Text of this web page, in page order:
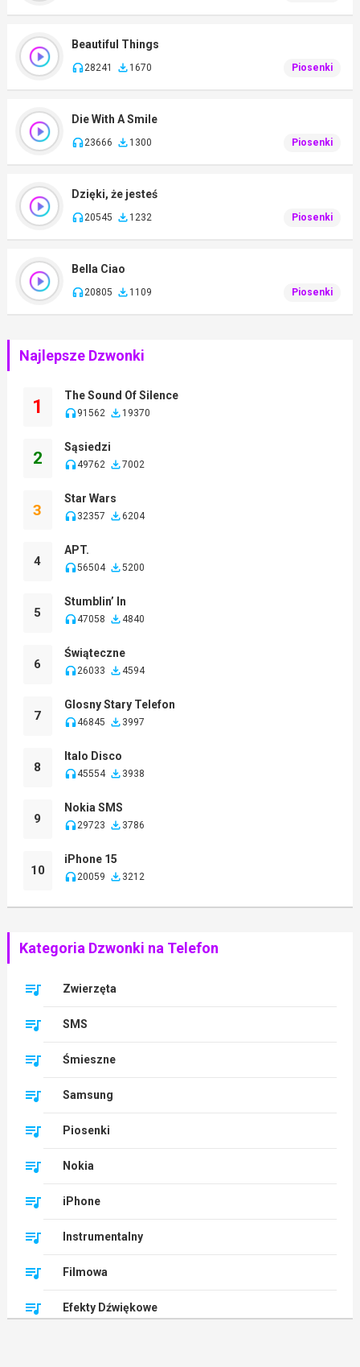
Beautiful Things
28241 1670 Piosenki
Die With A Smile
23666 1300 Piosenki
Dzięki, że jesteś
20545 1232 Piosenki
Bella Ciao
20805 1109 Piosenki
Najlepsze Dzwonki
1
The Sound Of Silence
91562 19370
2
Sąsiedzi
49762 7002
3
Star Wars
32357 6204
4
APT.
56504 5200
5
Stumblin’ In
47058 4840
6
Świąteczne
26033 4594
7
Glosny Stary Telefon
46845 3997
8
Italo Disco
45554 3938
9
Nokia SMS
29723 3786
10
iPhone 15
20059 3212
Kategoria Dzwonki na Telefon
Zwierzęta
SMS
Śmieszne
Samsung
Piosenki
Nokia
iPhone
Instrumentalny
Filmowa
Efekty Dźwiękowe